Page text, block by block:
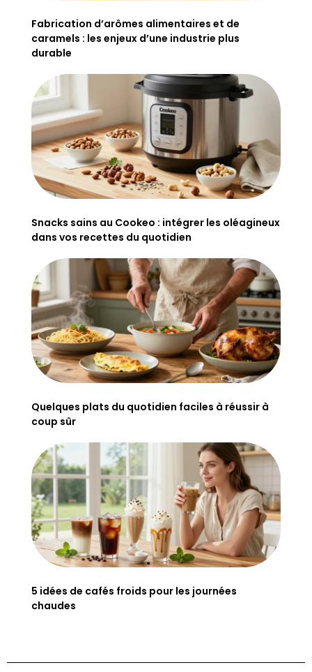
Fabrication d’arômes alimentaires et de
caramels : les enjeux d’une industrie plus
durable
Snacks sains au Cookeo : intégrer les oléagineux
dans vos recettes du quotidien
Quelques plats du quotidien faciles à réussir à
coup sûr
5 idées de cafés froids pour les journées
chaudes